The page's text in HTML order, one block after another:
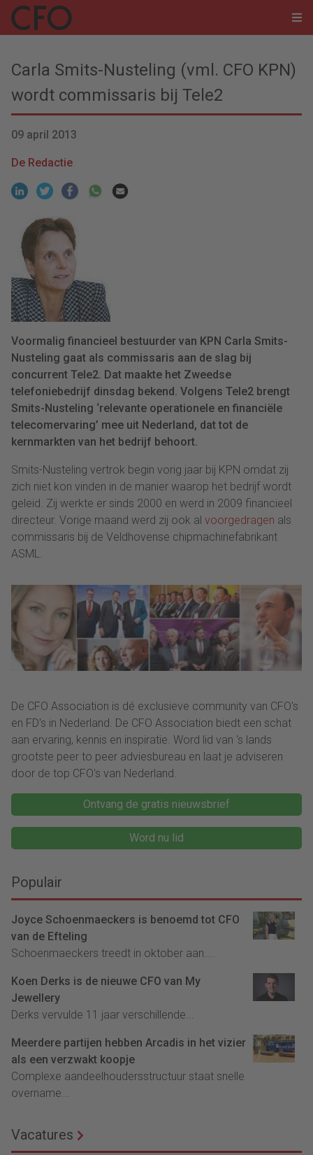
Carla Smits-Nusteling (vml. CFO KPN)
wordt commissaris bij Tele2
09 april 2013
De Redactie
Voormalig financieel bestuurder van KPN Carla Smits-
Nusteling gaat als commissaris aan de slag bij
concurrent Tele2. Dat maakte het Zweedse
telefoniebedrijf dinsdag bekend. Volgens Tele2 brengt
Smits-Nusteling ‘relevante operationele en financiële
telecomervaring’ mee uit Nederland, dat tot de
kernmarkten van het bedrijf behoort.
Smits-Nusteling vertrok begin vorig jaar bij KPN omdat zij
zich niet kon vinden in de manier waarop het bedrijf wordt
geleid. Zij werkte er sinds 2000 en werd in 2009 financieel
directeur. Vorige maand werd zij ook al voorgedragen als
commissaris bij de Veldhovense chipmachinefabrikant
ASML.
De CFO Association is dé exclusieve community van CFO's
en FD's in Nederland. De CFO Association biedt een schat
aan ervaring, kennis en inspiratie. Word lid van ‘s lands
grootste peer to peer adviesbureau en laat je adviseren
door de top CFO's van Nederland.
Ontvang de gratis nieuwsbrief
Word nu lid
Populair
Joyce Schoenmaeckers is benoemd tot CFO
van de Efteling
Schoenmaeckers treedt in oktober aan....
Koen Derks is de nieuwe CFO van My
Jewellery
Derks vervulde 11 jaar verschillende...
Meerdere partijen hebben Arcadis in het vizier
als een verzwakt koopje
Complexe aandeelhoudersstructuur staat snelle
overname...
Vacatures